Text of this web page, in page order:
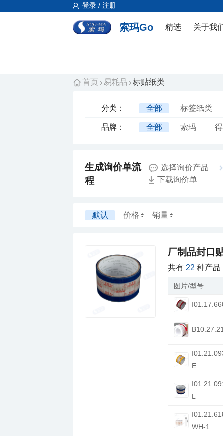
登录 / 注册
索玛Go 精选 关于我
首页 易耗品 标贴纸类
分类： 全部 标签纸类
品牌： 全部 索玛
程
选择询价产品
下载询价单
默认 价格 销量
厂制品封口
共有 22 种产品
图片/型号
E
L
WH-1